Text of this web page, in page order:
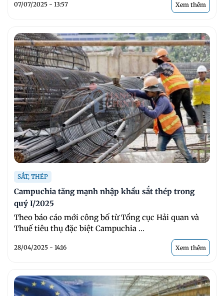
07/07/2025 - 13:57 Xem thêm
SẮT, THÉP
Campuchia tăng mạnh nhập khẩu sắt thép trong
quý I/2025
Theo báo cáo mới công bố từ Tổng cục Hải quan và
Thuế tiêu thụ đặc biệt Campuchia ...
28/04/2025 - 14:16 Xem thêm